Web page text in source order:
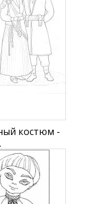
костюм -
в
сапогах,
длинной